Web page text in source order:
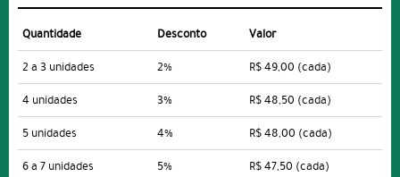
Quantidade Desconto
Valor
2 a 3 unidades
2% R$ 49,00 (cada)
4 unidades
3% R$ 48,50 (cada)
5 unidades
4% R$ 48,00 (cada)
6 a 7 unidades
5% R$ 47,50 (cada)